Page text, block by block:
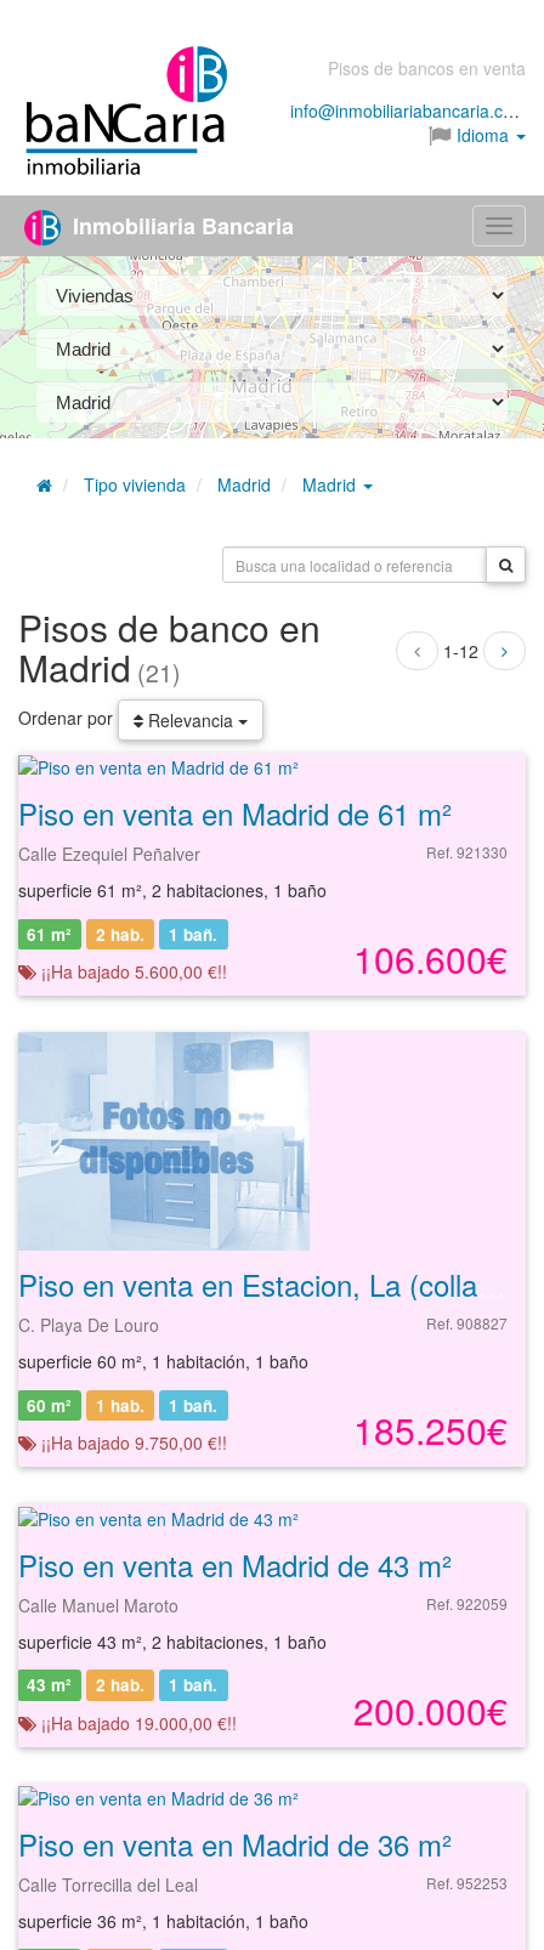
Pisos de bancos en venta
info@inmobiliariabancaria.com
Idioma
Menú
Inmobiliaria Bancaria
Tipo vivienda Madrid Madrid
1-12
Pisos de banco en
Madrid (21)
Ordenar por Relevancia
Piso en venta en Madrid de 61 m²
Calle Ezequiel Peñalver Ref. 921330
superficie 61 m², 2 habitaciones, 1 baño
106.600€
61 m² 2 hab. 1 bañ.
¡¡Ha bajado 5.600,00 €!!
C. Playa De Louro Ref. 908827
superficie 60 m², 1 habitación, 1 baño
185.250€
60 m² 1 hab. 1 bañ.
¡¡Ha bajado 9.750,00 €!!
Piso en venta en Madrid de 43 m²
Calle Manuel Maroto Ref. 922059
superficie 43 m², 2 habitaciones, 1 baño
200.000€
43 m² 2 hab. 1 bañ.
¡¡Ha bajado 19.000,00 €!!
Piso en venta en Madrid de 36 m²
Calle Torrecilla del Leal Ref. 952253
superficie 36 m², 1 habitación, 1 baño